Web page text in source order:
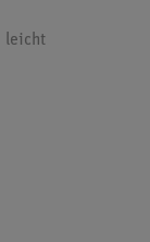
leicht